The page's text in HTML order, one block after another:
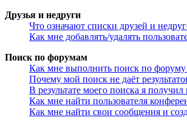
Друзья и недруги
Что означают списки друзей и
Как мне добавлять/удалять
Поиск по форумам
Как мне выполнить поиск по
Почему мой поиск не даёт
В результате моего поиска я
Как мне найти пользователя
Как мне найти свои сообщения и